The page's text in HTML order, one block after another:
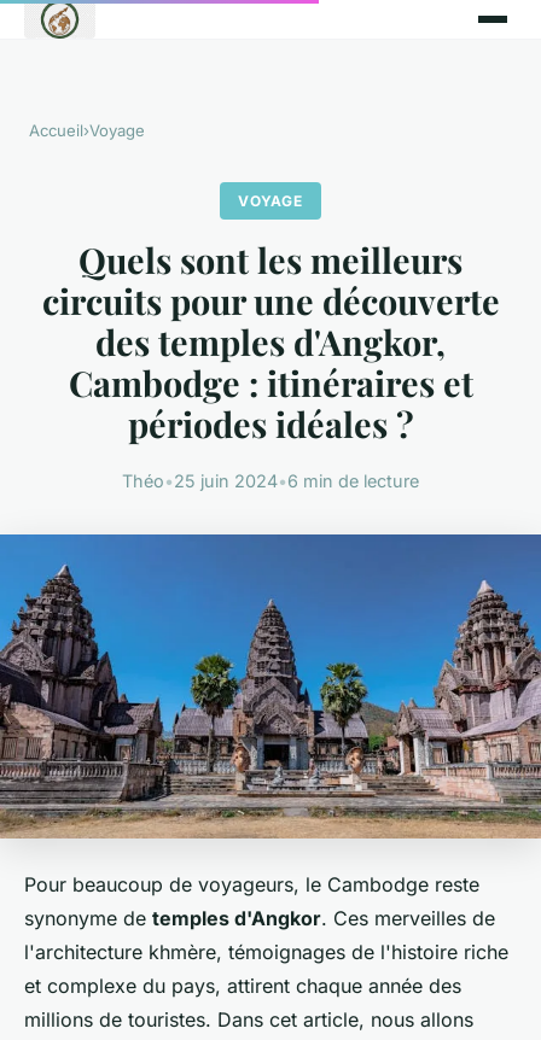
Accueil›Voyage
VOYAGE
Quels sont les meilleurs
circuits pour une découverte
des temples d'Angkor,
Cambodge : itinéraires et
périodes idéales ?
Théo•25 juin 2024•6 min de lecture
Pour beaucoup de voyageurs, le Cambodge reste
synonyme de temples d'Angkor. Ces merveilles de
l'architecture khmère, témoignages de l'histoire riche
et complexe du pays, attirent chaque année des
millions de touristes. Dans cet article, nous allons